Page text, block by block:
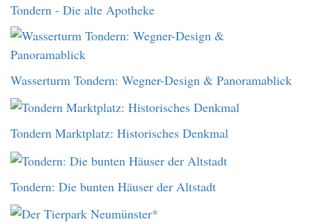
Tondern - Die alte Apotheke
Wasserturm Tondern: Wegner-Design & Panoramablick
Tondern Marktplatz: Historisches Denkmal
Tondern: Die bunten Häuser der Altstadt